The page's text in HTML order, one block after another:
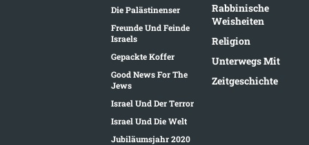
Die Palästinenser
Freunde Und Feinde
Israels
Gepackte Koffer
Good News For The
Jews
Israel Und Der Terror
Israel Und Die Welt
Jubiläumsjahr 2020
Rabbinische
Weisheiten
Religion
Unterwegs Mit
Zeitgeschichte